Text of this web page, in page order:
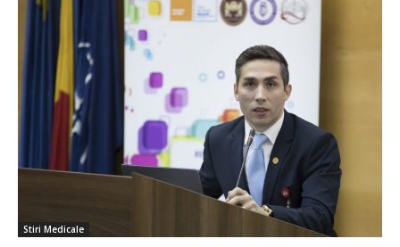
Stiri Medicale